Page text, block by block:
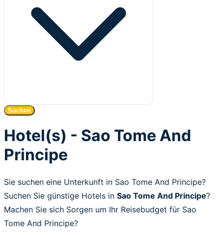
Suchen
Hotel(s) - Sao Tome And
Principe
Sie suchen eine Unterkunft in Sao Tome And Principe?
Suchen Sie günstige Hotels in Sao Tome And Principe?
Machen Sie sich Sorgen um Ihr Reisebudget für Sao
Tome And Principe?